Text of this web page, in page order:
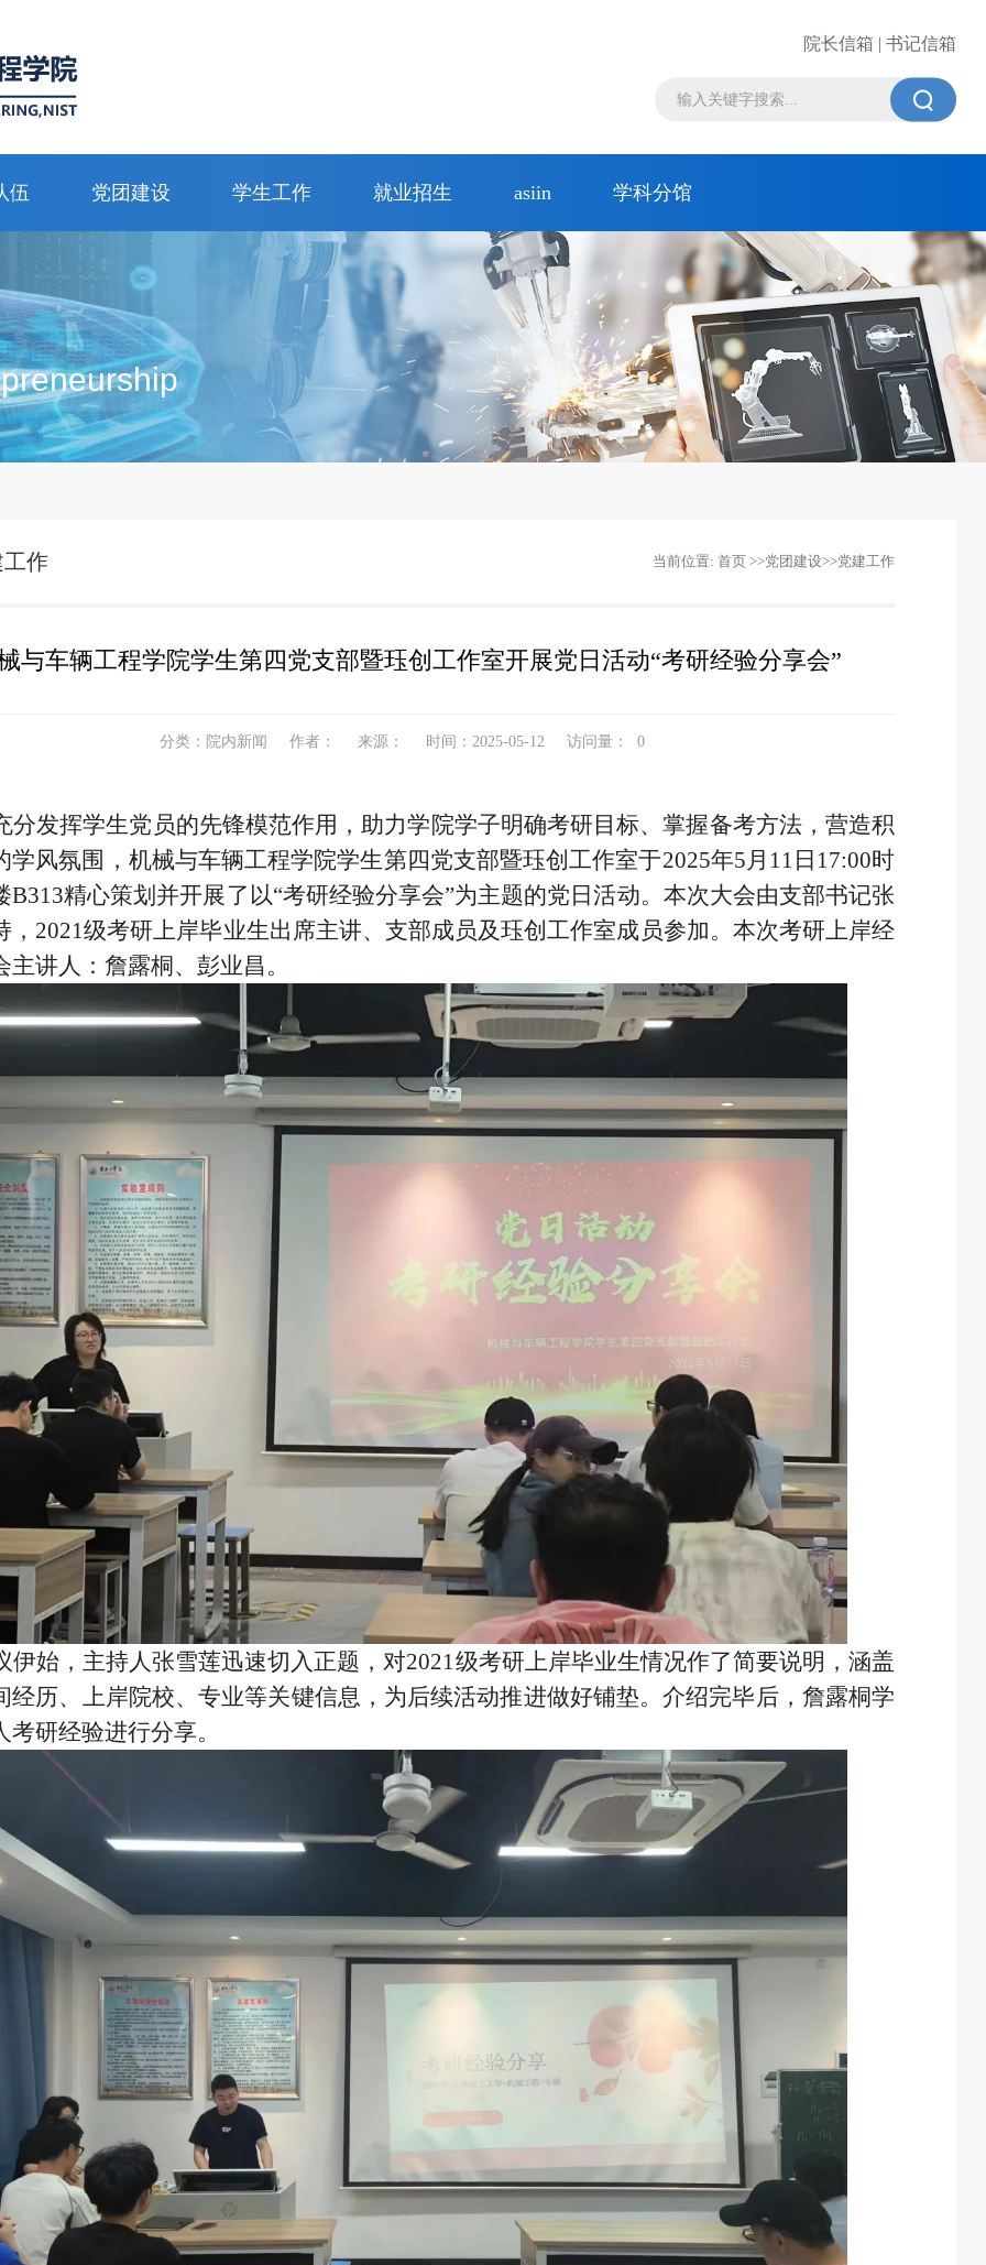
院长信箱 | 书记信箱

伍 党团建设 学生工作 就业招生 asiin 学科分馆
作 当前位置:首页 >>党团建设>>党建工作
与车辆工程学院学生第四党支部暨珏创工作室开展党日活动“考研经验分享会”
分类：院内新闻 作者： 来源： 时间：2025-05-12 访问量： 0
分发挥学生党员的先锋模范作用，助力学院学子明确考研目标、掌握备考方法，营造积
学风氛围，机械与车辆工程学院学生第四党支部暨珏创工作室于2025年5月11日17:00时
B313精心策划并开展了以“考研经验分享会”为主题的党日活动。本次大会由支部书记张
，2021级考研上岸毕业生出席主讲、支部成员及珏创工作室成员参加。本次考研上岸经
主讲人：詹露桐、彭业昌。
伊始，主持人张雪莲迅速切入正题，对2021级考研上岸毕业生情况作了简要说明，涵盖
经历、上岸院校、专业等关键信息，为后续活动推进做好铺垫。介绍完毕后，詹露桐学
考研经验进行分享。